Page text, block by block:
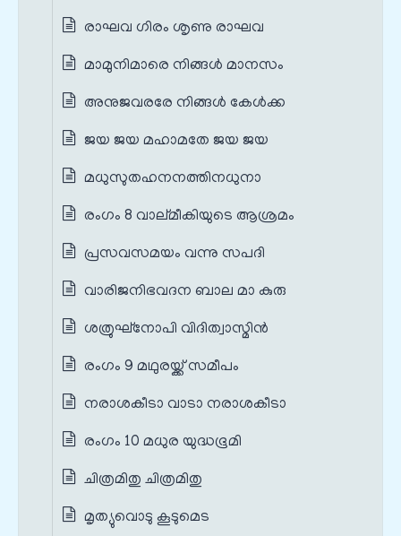
രാഘവ ഗിരം ശൃണു രാഘവ
മാമുനിമാരെ നിങ്ങള്‍ മാനസം
അനുജവരരേ നിങ്ങള്‍ കേള്‍ക്ക
ജയ ജയ മഹാമതേ ജയ ജയ
മധുസുതഹനനത്തിനധുനാ
രംഗം 8 വാല്മീകിയുടെ ആശ്രമം
പ്രസവസമയം വന്നു സപദി
വാരിജനിഭവദന ബാല മാ കുരു
ശത്രുഘ്നോപി വിദിത്വാസ്മിന്‍
രംഗം 9 മഥുരയ്ക്ക് സമീപം
നരാശകീടാ വാടാ നരാശകീടാ
രംഗം 10 മധുര യുദ്ധഭൂമി
ചിത്രമിതു ചിത്രമിതു
മൃത്യുവൊടു കൂടുമെട